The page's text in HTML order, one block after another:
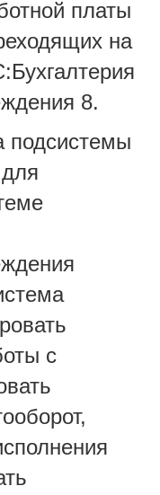
платы
на
8.
подсистемы
с